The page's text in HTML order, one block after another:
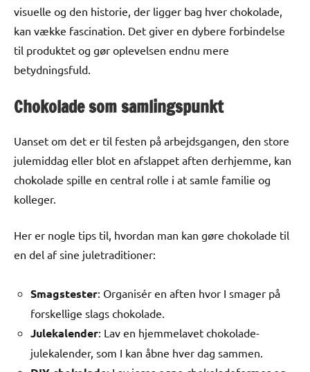
visuelle og den historie, der ligger bag hver chokolade,
kan vække fascination. Det giver en dybere forbindelse
til produktet og gør oplevelsen endnu mere
betydningsfuld.
Chokolade som samlingspunkt
Uanset om det er til festen på arbejdsgangen, den store
julemiddag eller blot en afslappet aften derhjemme, kan
chokolade spille en central rolle i at samle familie og
kolleger.
Her er nogle tips til, hvordan man kan gøre chokolade til
en del af sine juletraditioner:
Smagstester: Organisér en aften hvor I smager på
forskellige slags chokolade.
Julekalender: Lav en hjemmelavet chokolade-
julekalender, som I kan åbne hver dag sammen.